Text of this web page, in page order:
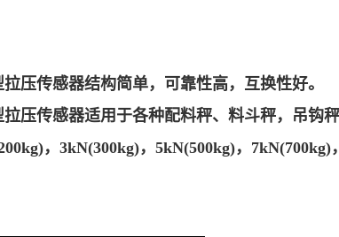
压传感器结构简单，可靠性高，互换性好。
压传感器适用于各种配料秤、料斗秤，吊钩秤
，3kN(300kg)，5kN(500kg)，